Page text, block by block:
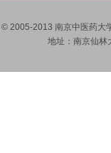
2005-2013 南京中医药大
地址：南京仙林